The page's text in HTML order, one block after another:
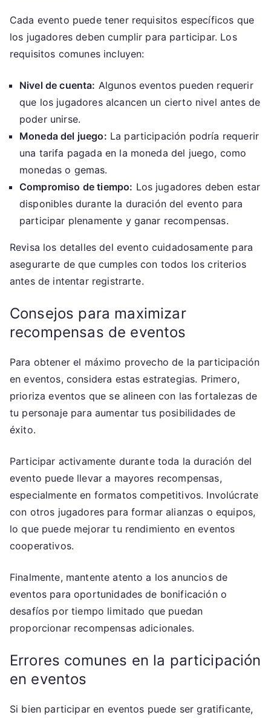
Cada evento puede tener requisitos específicos que
los jugadores deben cumplir para participar. Los
requisitos comunes incluyen:
Nivel de cuenta: Algunos eventos pueden requerir
que los jugadores alcancen un cierto nivel antes de
poder unirse.
Moneda del juego: La participación podría requerir
una tarifa pagada en la moneda del juego, como
monedas o gemas.
Compromiso de tiempo: Los jugadores deben estar
disponibles durante la duración del evento para
participar plenamente y ganar recompensas.
Revisa los detalles del evento cuidadosamente para
asegurarte de que cumples con todos los criterios
antes de intentar registrarte.
Consejos para maximizar
recompensas de eventos
Para obtener el máximo provecho de la participación
en eventos, considera estas estrategias. Primero,
prioriza eventos que se alineen con las fortalezas de
tu personaje para aumentar tus posibilidades de
éxito.
Participar activamente durante toda la duración del
evento puede llevar a mayores recompensas,
especialmente en formatos competitivos. Involúcrate
con otros jugadores para formar alianzas o equipos,
lo que puede mejorar tu rendimiento en eventos
cooperativos.
Finalmente, mantente atento a los anuncios de
eventos para oportunidades de bonificación o
desafíos por tiempo limitado que puedan
proporcionar recompensas adicionales.
Errores comunes en la participación
en eventos
Si bien participar en eventos puede ser gratificante,